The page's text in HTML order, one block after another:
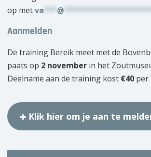
op metva @
Aanmelden
De training Bereik meet met de
paats op 2 november in het
Deelname aan de training kost €40 per
Klik hier om je aan te